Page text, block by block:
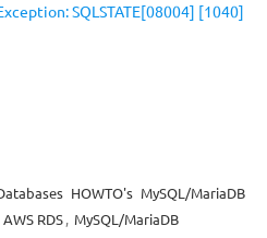
SQLSTATE[08004] [1040]
HOWTO's MySQL/MariaDB
AWS RDS, MySQL/MariaDB